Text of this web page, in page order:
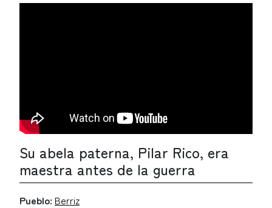
Su abela paterna, Pilar Rico, era
maestra antes de la guerra
Pueblo: Berriz